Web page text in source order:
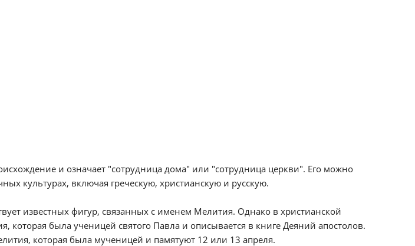
и означает "сотрудница дома" или "сотрудница церкви". Его можно
культурах, включая греческую, христианскую и русскую.
известных фигур, связанных с именем Мелития. Однако в христианской
которая была ученицей святого Павла и описывается в книге Деяний апостолов.
которая была мученицей и памятуют 12 или 13 апреля.